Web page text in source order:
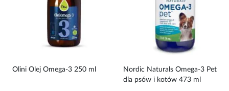
Olini Olej Omega-3 250 ml
Nordic Naturals Omega-3 Pet
dla psów i kotów 473 ml